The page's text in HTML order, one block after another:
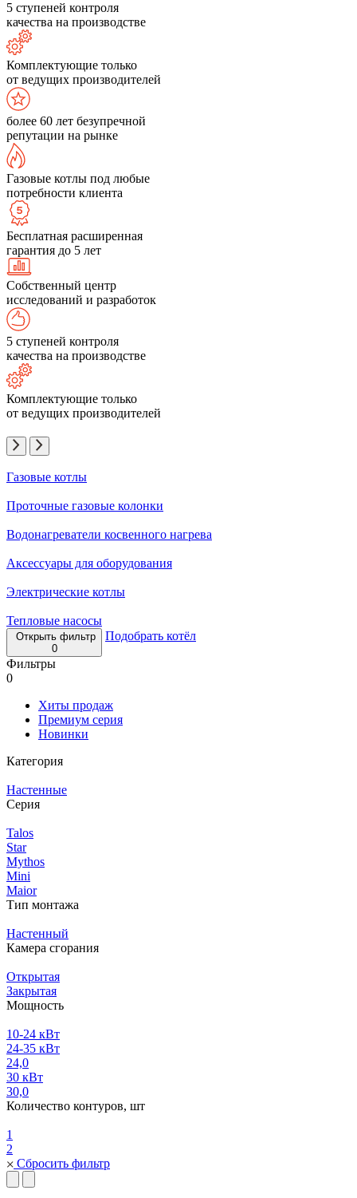
5 ступеней контроля
качества на производстве
Комплектующие только
от ведущих производителей
более 60 лет безупречной
репутации на рынке
Газовые котлы под любые
потребности клиента
Бесплатная расширенная
гарантия до 5 лет
Собственный центр
исследований и разработок
5 ступеней контроля
качества на производстве
Комплектующие только
от ведущих производителей
Газовые котлы
Проточные газовые колонки
Водонагреватели косвенного нагрева
Аксессуары для оборудования
Электрические котлы
Тепловые насосы
Открыть фильтр
0
Подобрать котёл
Фильтры
0
Хиты продаж
Премиум серия
Новинки
Категория
Настенные
Серия
Talos
Star
Mythos
Mini
Maior
Тип монтажа
Настенный
Камера сгорания
Открытая
Закрытая
Мощность
10-24 кВт
24-35 кВт
24,0
30 кВт
30,0
Количество контуров, шт
1
2
Сбросить фильтр